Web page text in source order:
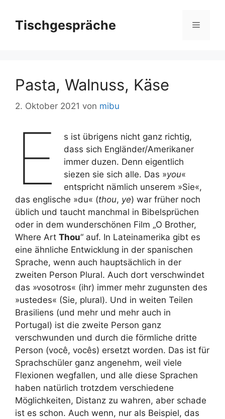
Inhalt
springen
Tischgespräche Menü
Pasta, Walnuss, Käse
2. Oktober 2021 von mibu
E
s ist übrigens nicht ganz richtig,
dass sich Engländer/Amerikaner
immer duzen. Denn eigentlich
siezen sie sich alle. Das »you«
entspricht nämlich unserem »Sie«,
das englische »du« (thou, ye) war früher noch
üblich und taucht manchmal in Bibelsprüchen
oder in dem wunderschönen Film „O Brother,
Where Art Thou“ auf. In Lateinamerika gibt es
eine ähnliche Entwicklung in der spanischen
Sprache, wenn auch hauptsächlich in der
zweiten Person Plural. Auch dort verschwindet
das »vosotros« (ihr) immer mehr zugunsten des
»ustedes« (Sie, plural). Und in weiten Teilen
Brasiliens (und mehr und mehr auch in
Portugal) ist die zweite Person ganz
verschwunden und durch die förmliche dritte
Person (você, vocês) ersetzt worden. Das ist für
Sprachschüler ganz angenehm, weil viele
Flexionen wegfallen, und alle diese Sprachen
haben natürlich trotzdem verschiedene
Möglichkeiten, Distanz zu wahren, aber schade
ist es schon. Auch wenn, nur als Beispiel, das